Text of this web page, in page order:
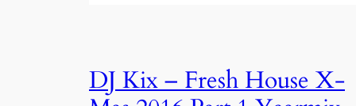
DJ Kix – Fresh House X-